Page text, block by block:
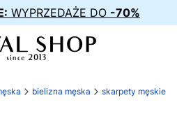
WYPRZEDAŻE DO -70%
bielizna męska skarpety męskie